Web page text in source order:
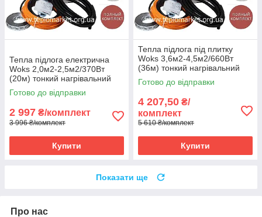
Тепла підлога електрична
Woks 2,0м2-2,5м2/370Вт
(20м) тонкий нагрівальний
кабель під
плитку+терморегулятор E51
Готово до відправки
2 997 ₴/комплект
3 996 ₴/комплект
Купити
Тепла підлога під плитку
Woks 3,6м2-4,5м2/660Вт
(36м) тонкий нагрівальний
кабель +терморегулятор E51
Готово до відправки
4 207,50 ₴/
комплект
5 610 ₴/комплект
Купити
Показати ще
Про нас